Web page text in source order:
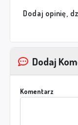
Dodaj opinię,
Dodaj
Komentarz